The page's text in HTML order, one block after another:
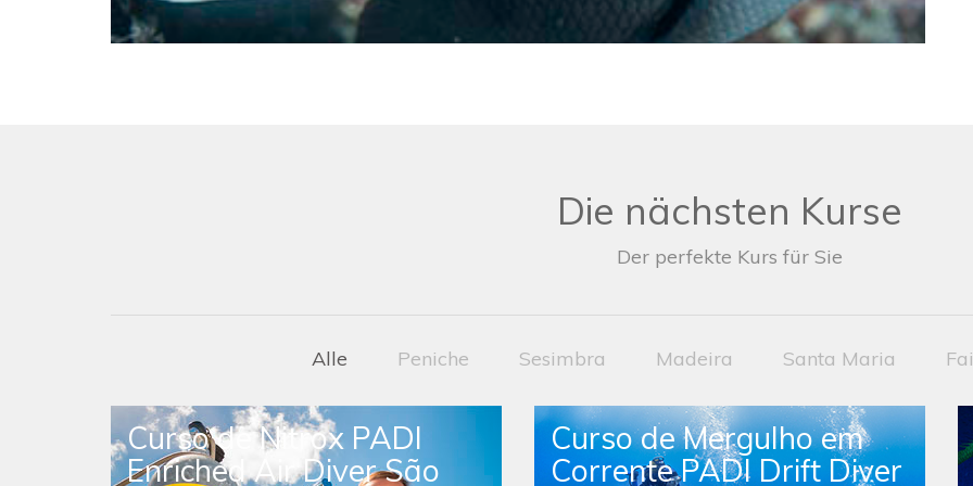
Die nächsten Kurse
Der perfekte Kurs für Sie
Alle Peniche Sesimbra Madeira Santa Maria
Curso de Nitrox PADI
Enriched Air Diver São
Curso de Mergulho em
Corrente PADI Drift Diver